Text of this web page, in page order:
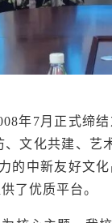
年7月正式缔
文化共建、
的中新友好文
了优质平台。